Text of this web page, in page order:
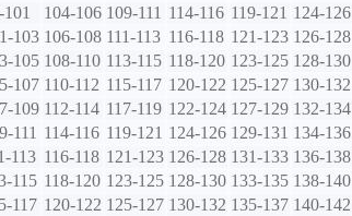
104-106 109-111 114-116 119-121 124-126
103 106-108 111-113 116-118 121-123 126-128
105 108-110 113-115 118-120 123-125 128-130
107 110-112 115-117 120-122 125-127 130-132
109 112-114 117-119 122-124 127-129 132-134
111 114-116 119-121 124-126 129-131 134-136
113 116-118 121-123 126-128 131-133 136-138
115 118-120 123-125 128-130 133-135 138-140
117 120-122 125-127 130-132 135-137 140-142